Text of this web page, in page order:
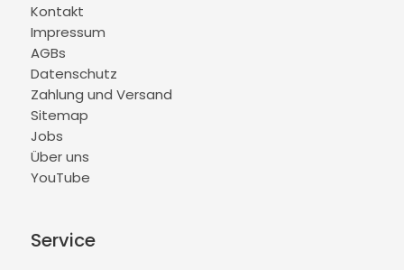
Kontakt
Impressum
AGBs
Datenschutz
Zahlung und Versand
Sitemap
Jobs
Über uns
YouTube
Service